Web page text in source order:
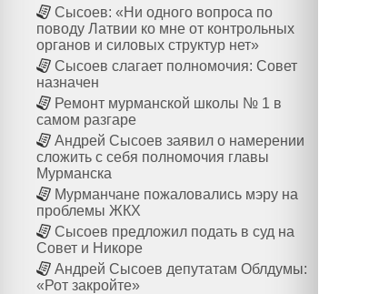
Сысоев: «Ни одного вопроса по
поводу Латвии ко мне от контрольных
органов и силовых структур нет»
Сысоев слагает полномочия: Совет
назначен
Ремонт мурманской школы № 1 в
самом разгаре
Андрей Сысоев заявил о намерении
сложить с себя полномочия главы
Мурманска
Мурманчане пожаловались мэру на
проблемы ЖКХ
Сысоев предложил подать в суд на
Совет и Никоре
Андрей Сысоев депутатам Облдумы:
«Рот закройте»